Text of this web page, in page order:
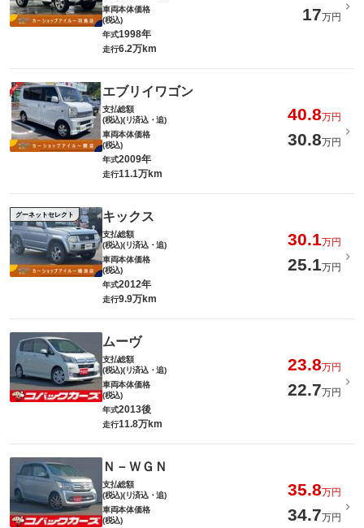
車両本体価格
(税込)
17万円
年式1998年
走行6.2万km
エブリイワゴン
支払総額
(税込)(リ済込・追)
40.8万円
車両本体価格
(税込)
30.8万円
年式2009年
走行11.1万km
グーネットセレクト キックス
支払総額
(税込)(リ済込・追)
30.1万円
車両本体価格
(税込)
25.1万円
年式2012年
走行9.9万km
ムーヴ
支払総額
(税込)(リ済込・追)
23.8万円
車両本体価格
(税込)
22.7万円
年式2013後
走行11.8万km
Ｎ－ＷＧＮ
支払総額
(税込)(リ済込・追)
35.8万円
車両本体価格
(税込)
34.7万円